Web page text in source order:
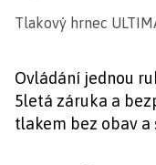
Tlakový hrnec
Ovládání jednou
5letá záruka a
tlakem bez obav